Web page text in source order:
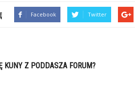
Facebook Twitter
KUNY Z PODDASZA FORUM?